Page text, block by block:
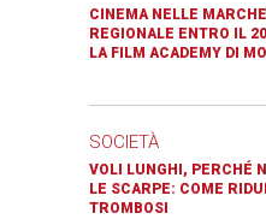
CINEMA NELLE
REGIONALE ENTRO IL
LA FILM ACADEMY DI
SOCIETÀ
VOLI LUNGHI, PERCHÉ
LE SCARPE: COME
TROMBOSI